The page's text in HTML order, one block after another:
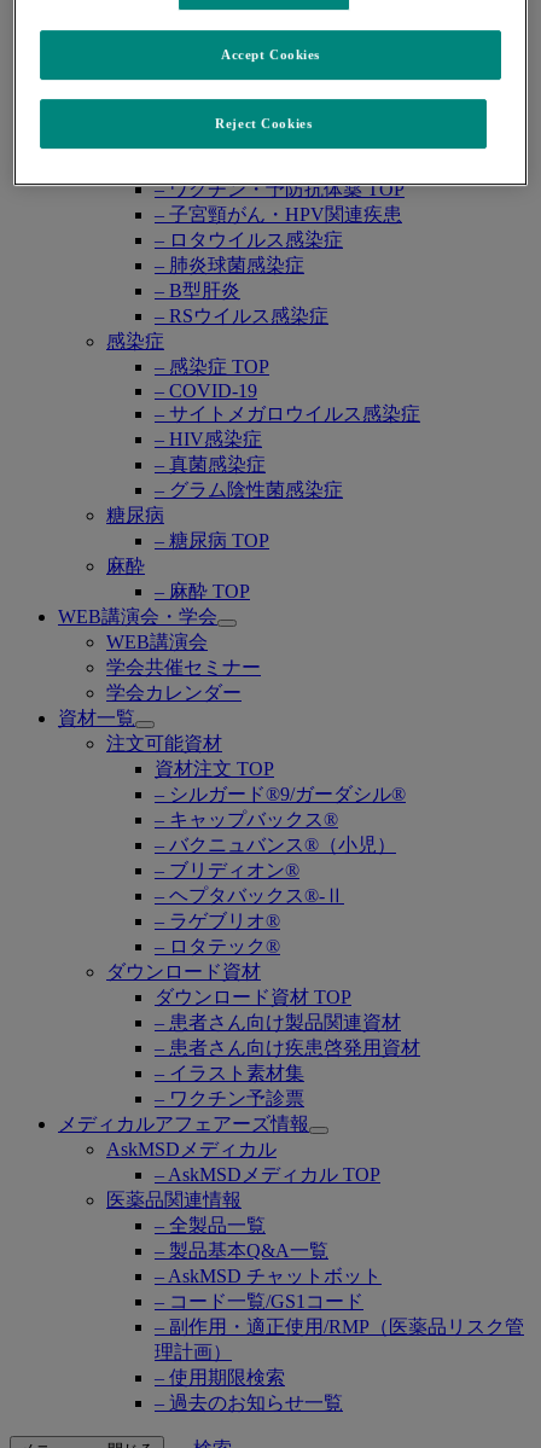
– 泌尿器癌
– 消化器癌
– 肺高血圧症 TOP
– CTEPH （慢性血栓塞栓性肺高血圧症）
– ワクチン・予防抗体薬 TOP
– 子宮頸がん・HPV関連疾患
– ロタウイルス感染症
– 肺炎球菌感染症
– B型肝炎
– RSウイルス感染症
感染症
– 感染症 TOP
– COVID-19
– サイトメガロウイルス感染症
– HIV感染症
– 真菌感染症
– グラム陰性菌感染症
糖尿病
– 糖尿病 TOP
麻酔
– 麻酔 TOP
WEB講演会・学会
Open
WEB講演会
学会共催セミナー
学会カレンダー
資材一覧
Open
submenu
注文可能資材
資材注文 TOP
– シルガード®9/ガーダシル®
– キャップバックス®
– バクニュバンス®（小児）
– ブリディオン®
– ヘプタバックス®-Ⅱ
– ラゲブリオ®
– ロタテック®
ダウンロード資材
ダウンロード資材 TOP
– 患者さん向け製品関連資材
– 患者さん向け疾患啓発用資材
– イラスト素材集
– ワクチン予診票
メディカルアフェアーズ情報
Open
AskMSDメディカル
– AskMSDメディカル TOP
医薬品関連情報
– 全製品一覧
– 製品基本Q&A一覧
– AskMSD チャットボット
– コード一覧/GS1コード
– 副作用・適正使用/RMP（医薬品リスク管
理計画）
– 使用期限検索
– 過去のお知らせ一覧
Reject Cookies
Accept Cookies